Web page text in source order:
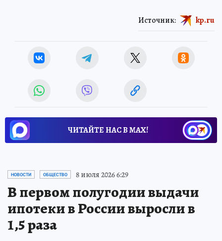
Источник: kp.ru
ЧИТАЙТЕ НАС В МАХ!
НОВОСТИ ОБЩЕСТВО 8 июля 2026 6:29
В первом полугодии выдачи
ипотеки в России выросли в
1,5 раза